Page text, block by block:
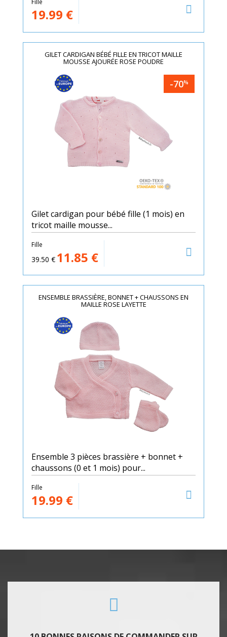
Fille
19.99 €
GILET CARDIGAN BÉBÉ FILLE EN TRICOT MAILLE
MOUSSE AJOURÉE ROSE POUDRE
-70%
Gilet cardigan pour bébé fille (1 mois) en
tricot maille mousse...
Fille
39.50 € 11.85 €
ENSEMBLE BRASSIÈRE, BONNET + CHAUSSONS EN
MAILLE ROSE LAYETTE
Ensemble 3 pièces brassière + bonnet +
chaussons (0 et 1 mois) pour...
Fille
19.99 €